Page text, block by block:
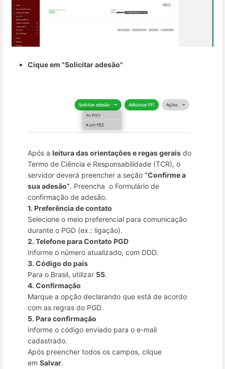
Cique em "Solicitar adesão"
Após a leitura das orientações e regas gerais do
Termo de Ciência e Responsabilidade (TCR), o
servidor deverá preencher a seção “Confirme a
sua adesão”. Preencha o Formulário de
confirmação de adesão.
1. Preferência de contato
Selecione o meio preferencial para comunicação
durante o PGD (ex.: ligação).
2. Telefone para Contato PGD
Informe o número atualizado, com DDD.
3. Código do país
Para o Brasil, utilizar 55.
4. Confirmação
Marque a opção declarando que está de acordo
com as regras do PGD.
5. Para confirmação
Informe o código enviado para o e-mail
cadastrado.
Após preencher todos os campos, clique
em Salvar.